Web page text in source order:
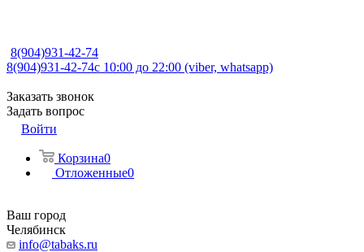
8(904)931-42-74
8(904)931-42-74с 10:00 до 22:00 (viber, whatsapp)
Заказать звонок
Задать вопрос
Войти
Корзина0
Отложенные0
Ваш город
Челябинск
info@tabaks.ru